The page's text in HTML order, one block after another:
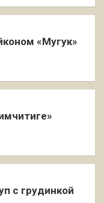
«Мугук»
с грудинкой